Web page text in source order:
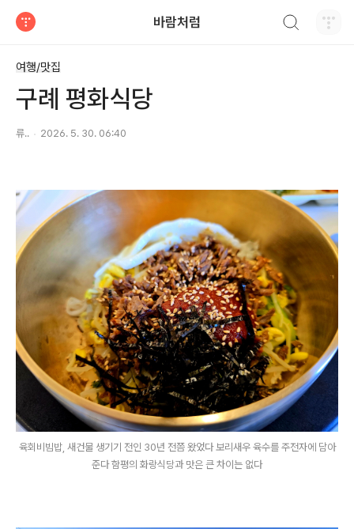
바람처럼
여행/맛집
구례 평화식당
류.. 2026. 5. 30. 06:40
육회비빔밥, 새건물 생기기 전인 30년 전쯤 왔었다 보리새우 육수를 주전자에 담아
준다 함평의 화랑식당과 맛은 큰 차이는 없다